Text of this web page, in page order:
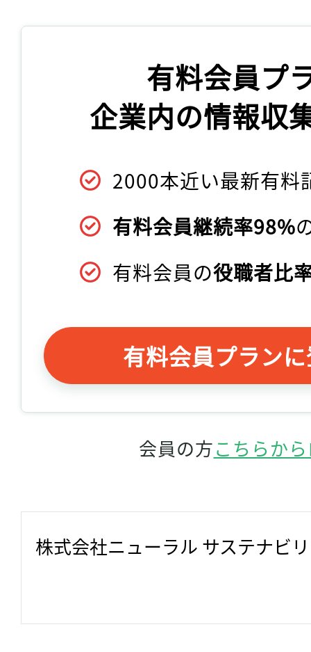
有料会員プ
企業内の情報収
2000本近い最新有料
有料会員継続率98%
有料会員の役職者比
有料会員プラン
会員の方こちらか
株式会社ニューラル サステナビ